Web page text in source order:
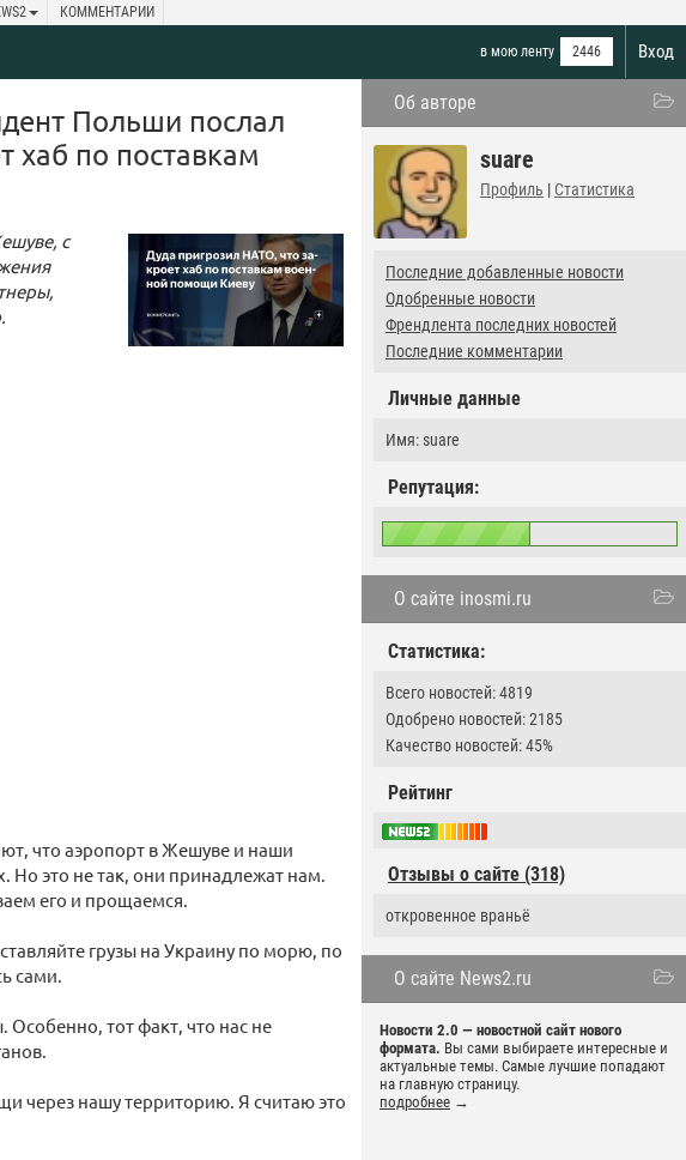
КОММЕНТАРИИ
Вход
в мою ленту 2446
Об авторе
suare
Профиль | Статистика
Последние добавленные новости
Одобренные новости
Френдлента последних новостей
Последние комментарии
Личные данные
Имя: suare
Репутация:
О сайте inosmi.ru
Статистика:
Всего новостей: 4819
Одобрено новостей: 2185
Качество новостей: 45%
Рейтинг
Отзывы о сайте (318)
откровенное враньё
О сайте News2.ru
Новости 2.0 — новостной сайт нового
формата. Вы сами выбираете интересные и
актуальные темы. Самые лучшие попадают
на главную страницу.
подробнее →
Польши послал
хаб по поставкам
с
что аэропорт в Жешуве и наши
Но это не так, они принадлежат нам.
его и прощаемся.
грузы на Украину по морю, по
сами.
Особенно, тот факт, что нас не
через нашу территорию. Я считаю это